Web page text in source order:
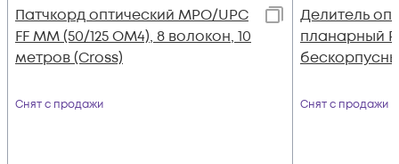
Патчкорд оптический MPO/UPC
FF MM (50/125 OM4), 8 волокон, 10
метров (Cross)
Снят с продажи
Делитель
планарный
Снят с продажи